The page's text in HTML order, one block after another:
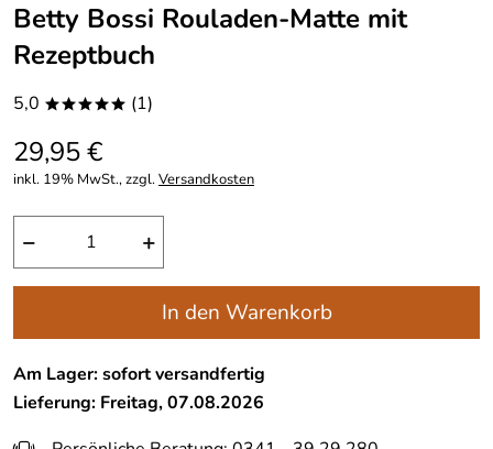
Betty Bossi Rouladen-Matte mit
Rezeptbuch
5,0 ***** (1)
29,95 €
inkl. 19% MwSt., zzgl.Versandkosten
− +
In den Warenkorb
Am Lager: sofort versandfertig
Lieferung: Freitag, 07.08.2026